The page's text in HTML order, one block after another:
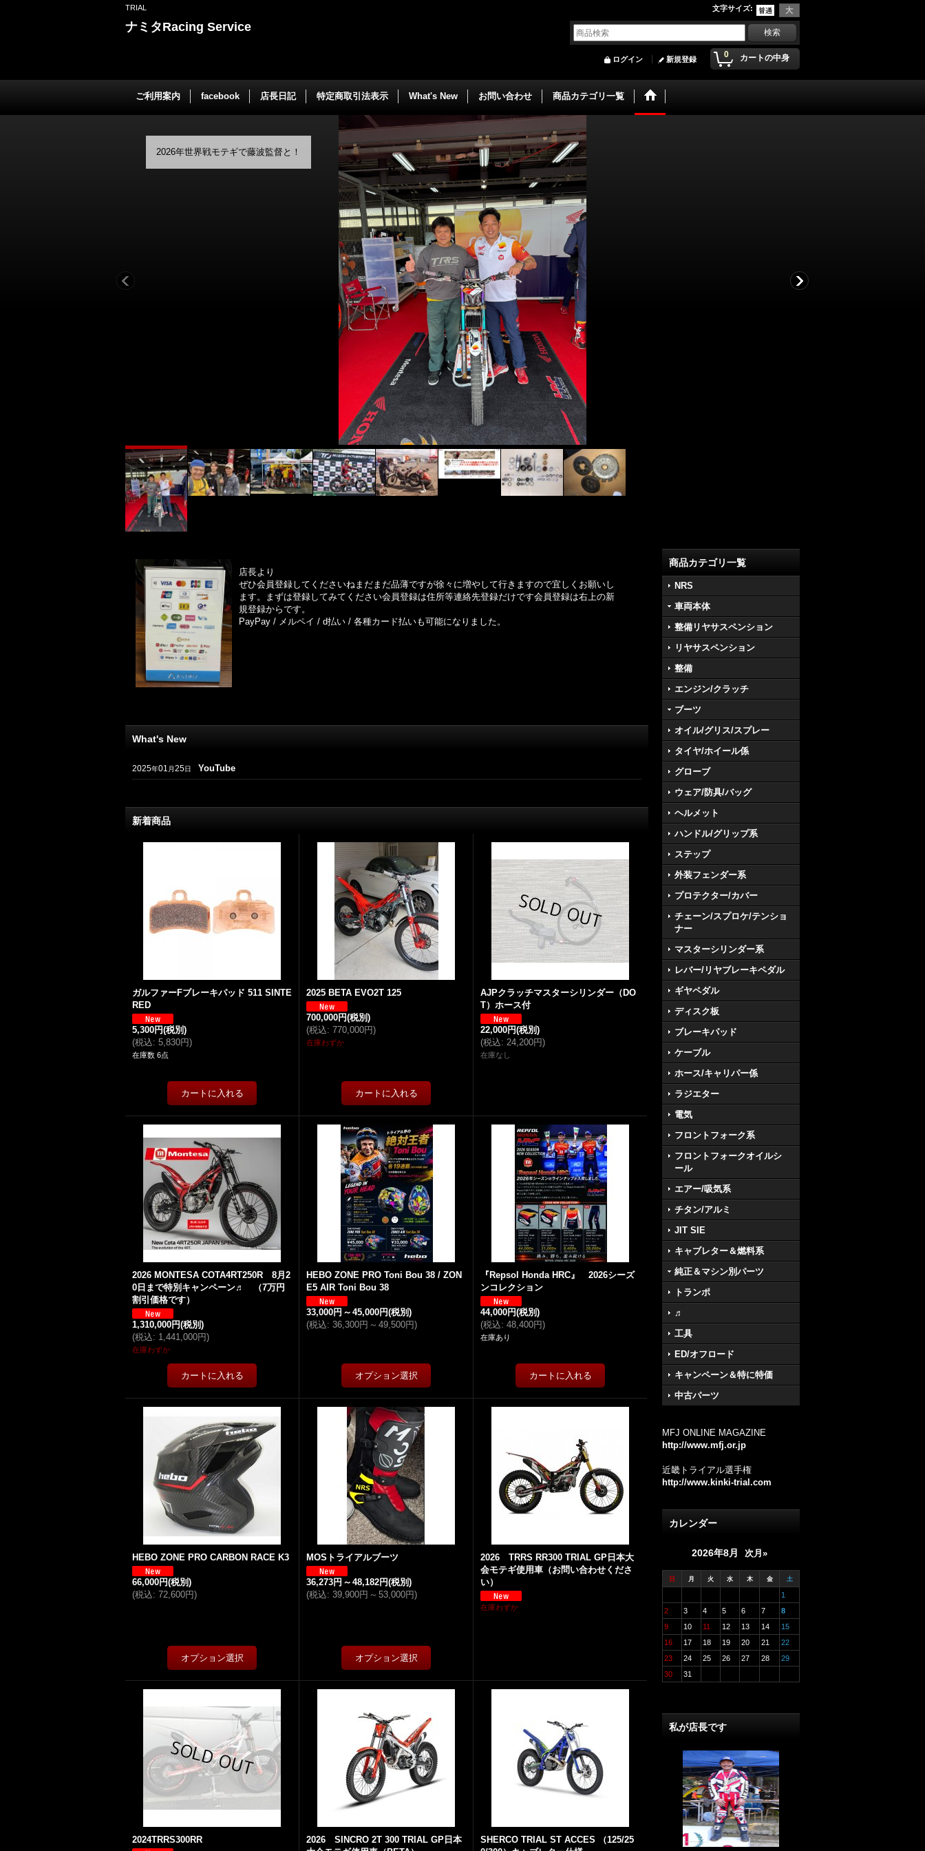
TRIAL 文字サイズ:
ナミタRacing Service
0 カートの中身
ログイン 新規登録
ご利用案内 facebook 店長日記 特定商取引法表示 What's New お問い合わせ 商品カテゴリ一覧
2026年世界戦モテギにてチーム ナミタの中里親子と！
2026年世界戦モテギで藤波監督と！
店長より
ぜひ会員登録してくださいねまだまだ品薄ですが徐々に増やして行きますので宜しくお願いし
ます。まずは登録してみてください会員登録は住所等連絡先登録だけです会員登録は右上の新
規登録からです。
PayPay / メルペイ / d払い / 各種カード払いも可能になりました。
What's New
2025年01月 25日 YouTube
新着商品
ガルファーFブレーキパッド 511 SINTE
RED
5,300円(税別)
(税込: 5,830円)
在庫数 6点
2025 BETA EVO2T 125
700,000円(税別)
(税込: 770,000円)
在庫わずか
AJPクラッチマスターシリンダー（DO
T）ホース付
22,000円(税別)
(税込: 24,200円)
在庫なし
2026 MONTESA COTA4RT250R 8月2
0日まで特別キャンペーン♬ （7万円
割引価格です）
1,310,000円(税別)
(税込: 1,441,000円)
在庫わずか
HEBO ZONE PRO Toni Bou 38 / ZON
E5 AIR Toni Bou 38
33,000円 ～ 45,000円(税別)
(税込: 36,300円 ～ 49,500円)
『Repsol Honda HRC』 2026シーズ
ンコレクション
44,000円(税別)
(税込: 48,400円)
在庫あり
HEBO ZONE PRO CARBON RACE K3
66,000円(税別)
(税込: 72,600円)
MOSトライアルブーツ
36,273円 ～ 48,182円(税別)
(税込: 39,900円 ～ 53,000円)
2026 TRRS RR300 TRIAL GP日本大
会モテギ使用車（お問い合わせくださ
い）
在庫わずか
2024TRRS300RR
2026 SINCRO 2T 300 TRIAL GP日本
SHERCO TRIAL ST ACCES （125/25
商品カテゴリ一覧
NRS
車両本体
整備リヤサスペンション
リヤサスペンション
整備
エンジン/クラッチ
ブーツ
オイル/グリス/スプレー
タイヤ/ホイール係
グローブ
ウェア/防具/バッグ
ヘルメット
ハンドル/グリップ系
ステップ
外装フェンダー系
プロテクター/カバー
チェーン/スプロケ/テンショ
ナー
マスターシリンダー系
レバー/リヤブレーキペダル
ギヤペダル
ディスク板
ブレーキパッド
ケーブル
ホース/キャリパー係
ラジエター
電気
フロントフォーク系
フロントフォークオイルシ
ール
エアー/吸気系
チタン/アルミ
JIT SIE
キャブレター＆燃料系
純正＆マシン別パーツ
トランポ
♬
工具
ED/オフロード
キャンペーン＆特に特価
中古パーツ
MFJ ONLINE MAGAZINE
http://www.mfj.or.jp
近畿トライアル選手権
http://www.kinki-trial.com
カレンダー
2026年8月 次月»
日 月 火 水 木 金 土
1
2
3 4 5 6 7
8
9
10 11 12 13 14
15
16
17 18 19 20 21
22
23
24 25 26 27 28
29
30
31
私が店長です